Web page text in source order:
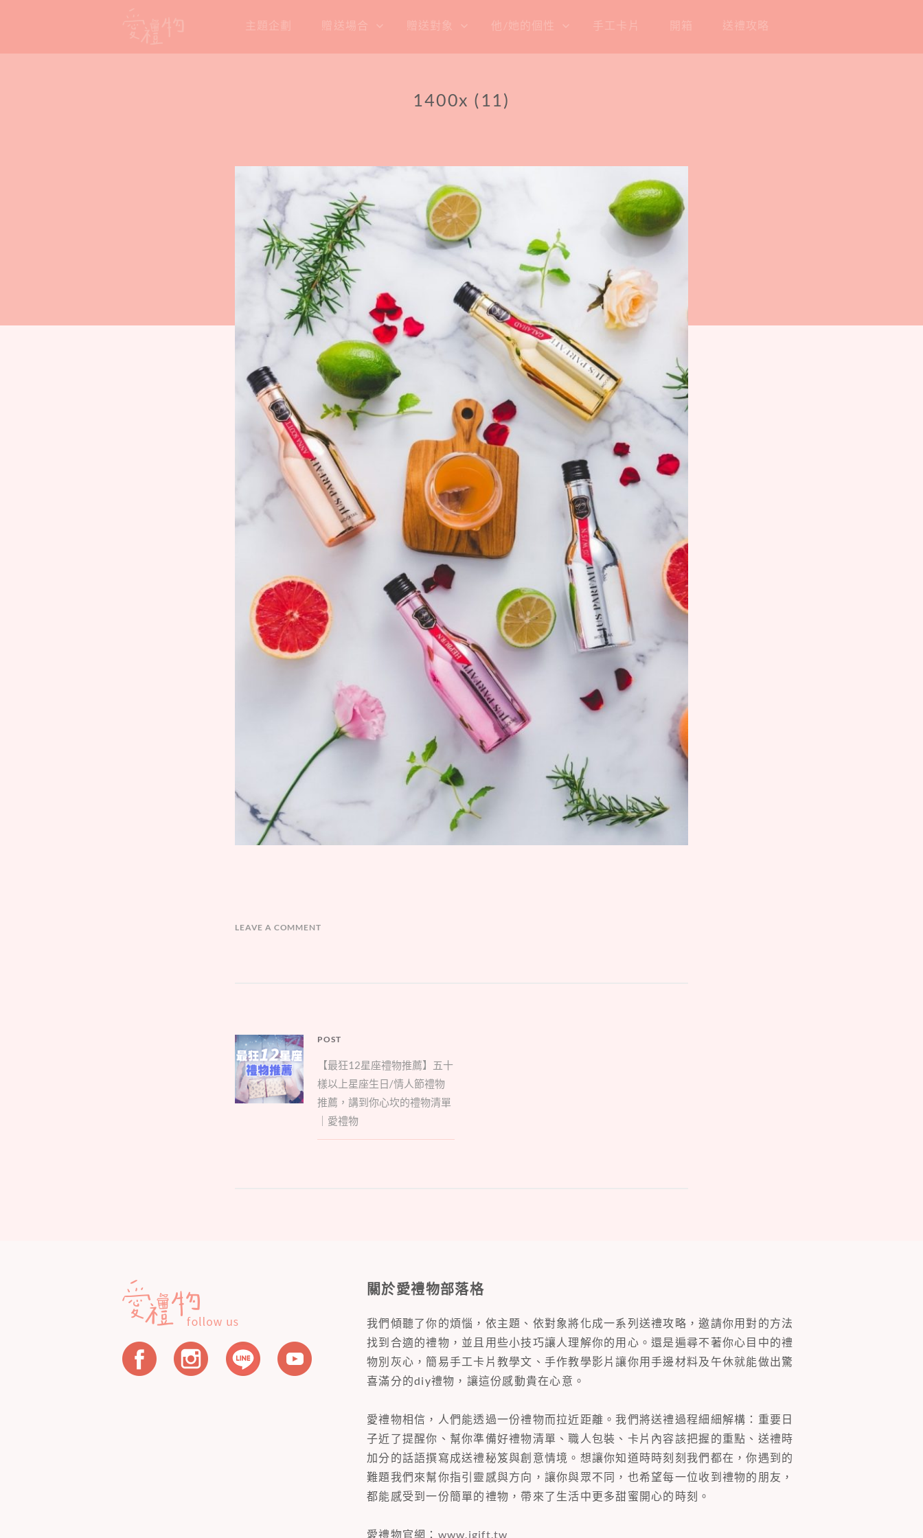
content
主題企劃 贈送場合 贈送對象 他/她的個性 手工卡片 開箱 送禮攻略
1400x (11)
LEAVE A COMMENT
文
章
導
覽
POST
Parent
post:
【最狂12星座禮物推薦】五十
樣以上星座生日/情人節禮物
推薦，講到你心坎的禮物清單
｜愛禮物
關於愛禮物部落格
我們傾聽了你的煩惱，依主題、依對象將化成一系列送禮攻略，邀請你用對的方法
找到合適的禮物，並且用些小技巧讓人理解你的用心。還是遍尋不著你心目中的禮
物別灰心，簡易手工卡片教學文、手作教學影片讓你用手邊材料及午休就能做出驚
喜滿分的diy禮物，讓這份感動貴在心意。
愛禮物相信，人們能透過一份禮物而拉近距離。我們將送禮過程細細解構：重要日
子近了提醒你、幫你準備好禮物清單、職人包裝、卡片內容該把握的重點、送禮時
加分的話語撰寫成送禮秘笈與創意情境。想讓你知道時時刻刻我們都在，你遇到的
難題我們來幫你指引靈感與方向，讓你與眾不同，也希望每一位收到禮物的朋友，
都能感受到一份簡單的禮物，帶來了生活中更多甜蜜開心的時刻。
愛禮物官網： www.igift.tw